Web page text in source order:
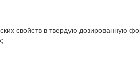
свойств в твердую дозированную